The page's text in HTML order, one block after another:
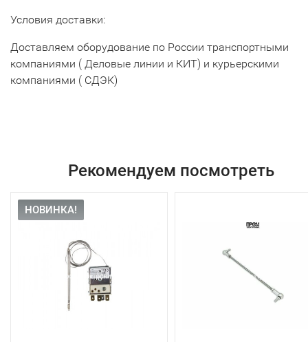
Условия доставки:
Доставляем оборудование по России транспортными
компаниями ( Деловые линии и КИТ) и курьерскими
компаниями ( СДЭК)
Рекомендуем посмотреть
НОВИНКА!